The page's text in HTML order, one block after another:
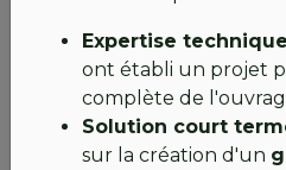
Expertise
ont établi un projet
complète de
Solution court
sur la création d'un
ingénieurs et charpentiers
expert SARETEC
de garantir une remise en
normes environnementales
Nous partageons